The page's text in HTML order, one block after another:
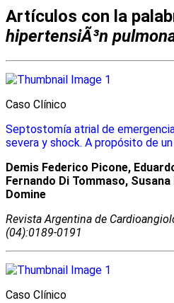
Artículos con la
hipertensiÃ³n
Caso Clínico
Septostomía atrial de
severa y shock. A propósito de
Demis Federico Picone,
Fernando Di Tommaso,
Domine
Revista Argentina de
(04):0189-0191
Caso Clínico